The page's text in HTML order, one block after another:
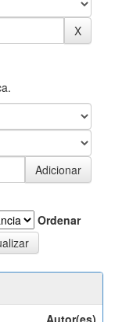
Ordenar
Autor(es)